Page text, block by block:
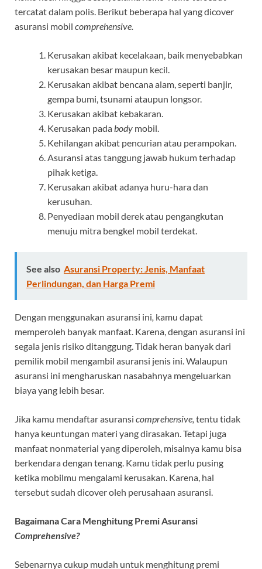
tercatat dalam polis. Berikut beberapa hal yang dicover
asuransi mobil comprehensive.
Kerusakan akibat kecelakaan, baik menyebabkan
kerusakan besar maupun kecil.
Kerusakan akibat bencana alam, seperti banjir,
gempa bumi, tsunami ataupun longsor.
Kerusakan akibat kebakaran.
Kerusakan padabody mobil.
Kehilangan akibat pencurian atau perampokan.
Asuransi atas tanggung jawab hukum terhadap
pihak ketiga.
Kerusakan akibat adanya huru-hara dan
kerusuhan.
Penyediaan mobil derek atau pengangkutan
menuju mitra bengkel mobil terdekat.
See also Asuransi Property: Jenis, Manfaat
Perlindungan, dan Harga Premi
Dengan menggunakan asuransi ini, kamu dapat
memperoleh banyak manfaat. Karena, dengan asuransi ini
segala jenis risiko ditanggung. Tidak heran banyak dari
pemilik mobil mengambil asuransi jenis ini. Walaupun
asuransi ini mengharuskan nasabahnya mengeluarkan
biaya yang lebih besar.
Jika kamu mendaftar asuransi comprehensive, tentu tidak
hanya keuntungan materi yang dirasakan. Tetapi juga
manfaat nonmaterial yang diperoleh, misalnya kamu bisa
berkendara dengan tenang. Kamu tidak perlu pusing
ketika mobilmu mengalami kerusakan. Karena, hal
tersebut sudah dicover oleh perusahaan asuransi.
Bagaimana Cara Menghitung Premi Asuransi
Comprehensive?
Sebenarnya cukup mudah untuk menghitung premi